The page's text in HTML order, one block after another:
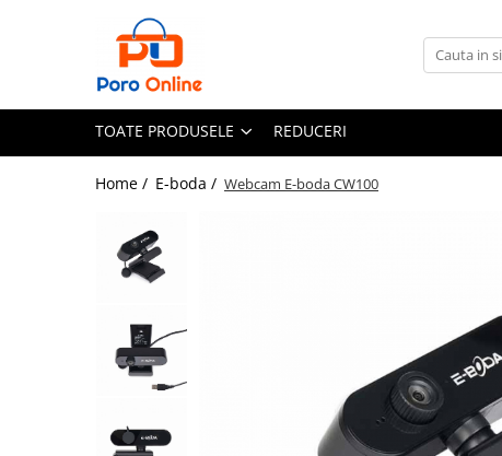
Toate Produsele
Parfum Unisex
Parfum tip fiola
TOATE PRODUSELE REDUCERI
Home / E-boda / Webcam E-boda CW100